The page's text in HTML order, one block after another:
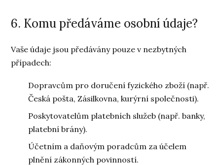
6. Komu předáváme osobní údaje?
Vaše údaje jsou předávány pouze v nezbytných
případech:
Dopravcům pro doručení fyzického zboží (např.
Česká pošta, Zásilkovna, kurýrní společnosti).
Poskytovatelům platebních služeb (např. banky,
platební brány).
Účetním a daňovým poradcům za účelem
plnění zákonných povinností.